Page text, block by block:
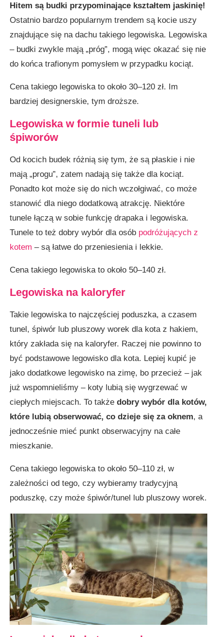
Hitem są budki przypominające kształtem jaskinię!
Ostatnio bardzo popularnym trendem są kocie uszy
znajdujące się na dachu takiego legowiska. Legowiska
– budki zwykle mają „próg”, mogą więc okazać się nie
do końca trafionym pomysłem w przypadku kociąt.
Cena takiego legowiska to około 30–120 zł. Im
bardziej designerskie, tym droższe.
Legowiska w formie tuneli lub
śpiworów
Od kocich budek różnią się tym, że są płaskie i nie
mają „progu”, zatem nadają się także dla kociąt.
Ponadto kot może się do nich wczołgiwać, co może
stanowić dla niego dodatkową atrakcję. Niektóre
tunele łączą w sobie funkcję drapaka i legowiska.
Tunele to też dobry wybór dla osób podróżujących z
kotem – są łatwe do przeniesienia i lekkie.
Cena takiego legowiska to około 50–140 zł.
Legowiska na kaloryfer
Takie legowiska to najczęściej poduszka, a czasem
tunel, śpiwór lub pluszowy worek dla kota z hakiem,
który zakłada się na kaloryfer. Raczej nie powinno to
być podstawowe legowisko dla kota. Lepiej kupić je
jako dodatkowe legowisko na zimę, bo przecież – jak
już wspomnieliśmy – koty lubią się wygrzewać w
ciepłych miejscach. To także dobry wybór dla kotów,
które lubią obserwować, co dzieje się za oknem, a
jednocześnie mieć punkt obserwacyjny na całe
mieszkanie.
Cena takiego legowiska to około 50–110 zł, w
zależności od tego, czy wybieramy tradycyjną
poduszkę, czy może śpiwór/tunel lub pluszowy worek.